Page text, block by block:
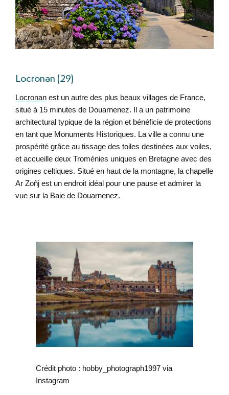
Locronan (29)
Locronanest un autre des plus beaux villages de France,
situé à 15 minutes de Douarnenez. Il a un patrimoine
architectural typique de la région et bénéficie de protections
en tant que Monuments Historiques. La ville a connu une
prospérité grâce au tissage des toiles destinées aux voiles,
et accueille deux Troménies uniques en Bretagne avec des
origines celtiques. Situé en haut de la montagne, la chapelle
Ar Zoñj est un endroit idéal pour une pause et admirer la
vue sur la Baie de Douarnenez.
Crédit photo : hobby_photograph1997 via
Instagram